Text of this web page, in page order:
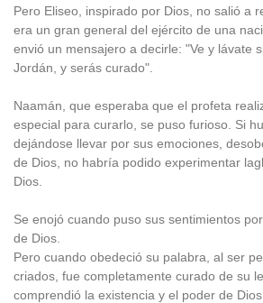
Pero Eliseo, inspirado por Dios, no salió a
era un gran general del ejército de una
envió un mensajero a decirle: "Ve y lávate
Jordán, y serás curado".
Naamán, que esperaba que el profeta
especial para curarlo, se puso furioso. Si
dejándose llevar por sus emociones,
de Dios, no habría podido experimentar
Dios.
Se enojó cuando puso sus sentimientos
de Dios.
Pero cuando obedeció su palabra, al ser
criados, fue completamente curado de su
comprendió la existencia y el poder de